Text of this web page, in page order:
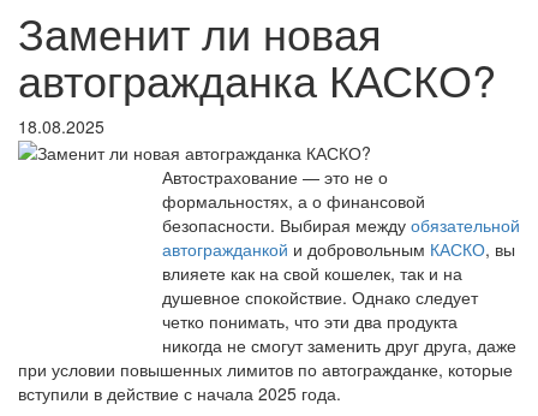
Заменит ли новая
автогражданка КАСКО?
18.08.2025
Автострахование — это не о
формальностях, а о финансовой
безопасности. Выбирая между обязательной
автогражданкой и добровольным КАСКО, вы
влияете как на свой кошелек, так и на
душевное спокойствие. Однако следует
четко понимать, что эти два продукта
никогда не смогут заменить друг друга, даже
при условии повышенных лимитов по автогражданке, которые
вступили в действие с начала 2025 года.